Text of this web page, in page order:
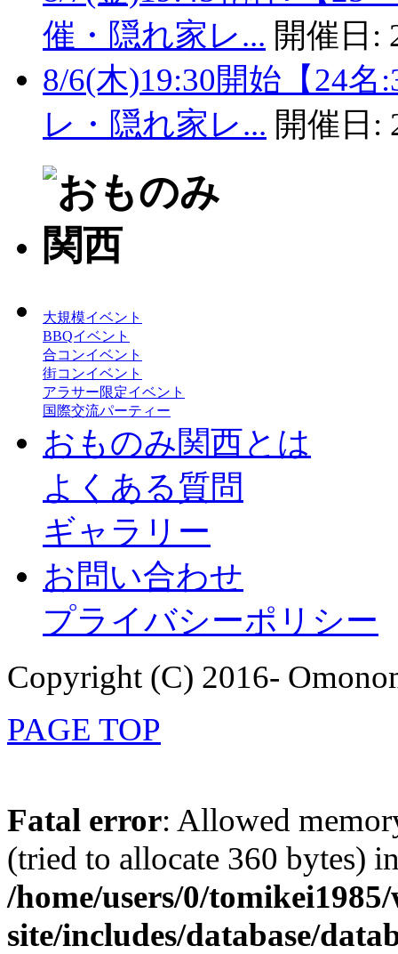
催・隠れ家レ... 開催日:
8/6(木)19:30開始【24
レ・隠れ家レ... 開催日:
大規模イベント
BBQイベント
合コンイベント
街コンイベント
アラサー限定イベント
国際交流パーティー
おものみ関西とは
よくある質問
ギャラリー
お問い合わせ
プライバシーポリシー
Copyright (C) 2016-
PAGE TOP
Fatal error: Allowed
(tried to allocate 360 bytes)
/home/users/0/
site/includes/database/